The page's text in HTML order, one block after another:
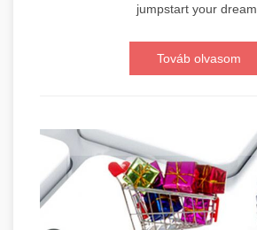
jumpstart your dream.
Továb olvasom